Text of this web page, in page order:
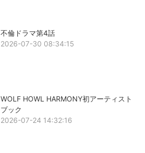
不倫ドラマ第4話
2026-07-30 08:34:15
WOLF HOWL HARMONY初アーティスト
ブック
2026-07-24 14:32:16